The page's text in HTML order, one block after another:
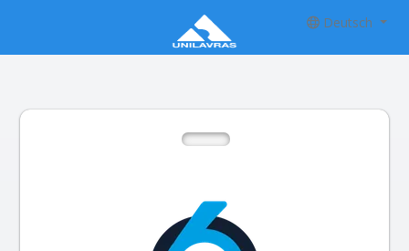
Deutsch